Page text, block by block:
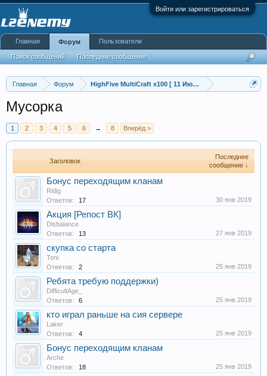
Войти или зарегистрироваться
Главная Форум HighFive MultiCraft x100 [ 11 Июля в 20:00 ]
Мусорка
1 2 3 4 5 6 → 8 Вперёд >
Заголовок
Последнее
сообщение ↓
Бонус переходящим кланам
Ridig
Ответов:
17 30 янв 2019
Акция [Репост ВК]
Disbalance
Ответов:
13 27 янв 2019
скупка со старта
Toni
Ответов:
2 25 янв 2019
Ребята требую поддержки)
DifficultAge_
Ответов:
6 25 янв 2019
кто играл раньше на сия сервере
Laker
Ответов:
4 25 янв 2019
Бонус переходящим кланам
Arche
Ответов:
18 25 янв 2019
Главная Форум
Поиск сообщений Последние сообщения
Пользователи